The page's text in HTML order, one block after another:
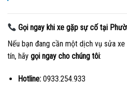
Gọi ngay khi xe gặp sự cố tại
Nếu bạn đang cần một dịch vụ sửa
tín, hãy gọi ngay cho chúng tôi:
Hotline:0933.254.933